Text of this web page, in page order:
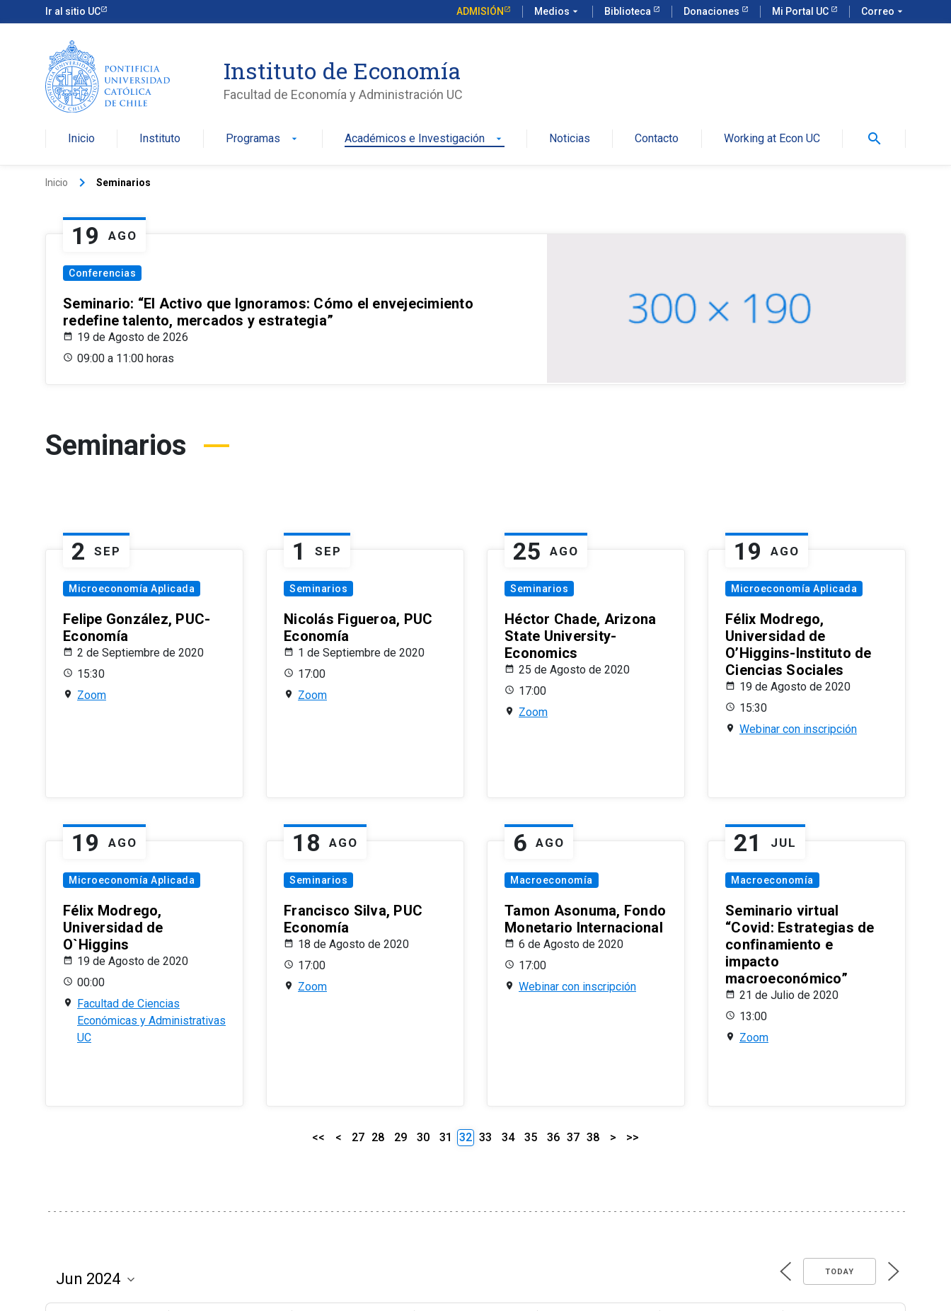
Ir al sitio UC ADMISIÓN Medios arrow_drop_down Biblioteca Donaciones Mi Portal UC Correo arrow_drop_down
Instituto de Economía
Facultad de Economía y Administración UC
Inicio Instituto Programas arrow_drop_down Académicos e Investigación arrow_drop_down Noticias Contacto Working at Econ UC search
Inicio keyboard_arrow_right Seminarios
19 AGO
Conferencias
Seminario: “El Activo que Ignoramos: Cómo el envejecimiento
redefine talento, mercados y estrategia”
19 de Agosto de 2026
09:00 a 11:00 horas
Seminarios
2 SEP
Microeconomía Aplicada
Felipe González, PUC-
Economía
2 de Septiembre de 2020
15:30
Zoom
1 SEP
Seminarios
Nicolás Figueroa, PUC
Economía
1 de Septiembre de 2020
17:00
Zoom
25 AGO
Seminarios
Héctor Chade, Arizona
State University-
Economics
25 de Agosto de 2020
17:00
Zoom
19 AGO
Microeconomía Aplicada
Félix Modrego,
Universidad de
O’Higgins-Instituto de
Ciencias Sociales
19 de Agosto de 2020
15:30
Webinar con inscripción
19 AGO
Microeconomía Aplicada
Félix Modrego,
Universidad de
O`Higgins
19 de Agosto de 2020
00:00
Facultad de Ciencias
Económicas y Administrativas
UC
18 AGO
Seminarios
Francisco Silva, PUC
Economía
18 de Agosto de 2020
17:00
Zoom
6 AGO
Macroeconomía
Tamon Asonuma, Fondo
Monetario Internacional
6 de Agosto de 2020
17:00
Webinar con inscripción
21 JUL
Macroeconomía
Seminario virtual
“Covid: Estrategias de
confinamiento e
impacto
macroeconómico”
21 de Julio de 2020
13:00
Zoom
<< < 27 28 29 30 31 32 33 34 35 36 37 38 > >>
TODAY